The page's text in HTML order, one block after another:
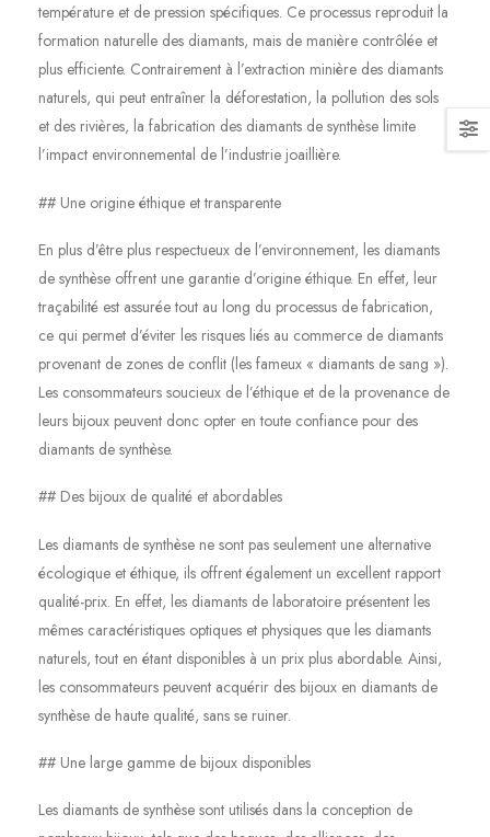
température et de pression spécifiques. Ce processus reproduit la
formation naturelle des diamants, mais de manière contrôlée et
plus efficiente. Contrairement à l’extraction minière des diamants
naturels, qui peut entraîner la déforestation, la pollution des sols
et des rivières, la fabrication des diamants de synthèse limite
l’impact environnemental de l’industrie joaillière.
## Une origine éthique et transparente
En plus d’être plus respectueux de l’environnement, les diamants
de synthèse offrent une garantie d’origine éthique. En effet, leur
traçabilité est assurée tout au long du processus de fabrication,
ce qui permet d’éviter les risques liés au commerce de diamants
provenant de zones de conflit (les fameux « diamants de sang »).
Les consommateurs soucieux de l’éthique et de la provenance de
leurs bijoux peuvent donc opter en toute confiance pour des
diamants de synthèse.
## Des bijoux de qualité et abordables
Les diamants de synthèse ne sont pas seulement une alternative
écologique et éthique, ils offrent également un excellent rapport
qualité-prix. En effet, les diamants de laboratoire présentent les
mêmes caractéristiques optiques et physiques que les diamants
naturels, tout en étant disponibles à un prix plus abordable. Ainsi,
les consommateurs peuvent acquérir des bijoux en diamants de
synthèse de haute qualité, sans se ruiner.
## Une large gamme de bijoux disponibles
Les diamants de synthèse sont utilisés dans la conception de